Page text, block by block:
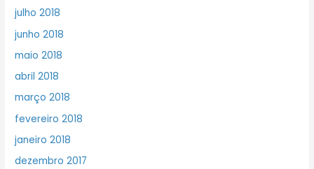
julho 2018
junho 2018
maio 2018
abril 2018
março 2018
fevereiro 2018
janeiro 2018
dezembro 2017